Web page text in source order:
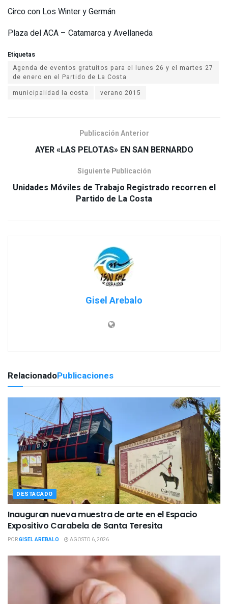
Circo con Los Winter y Germán
Plaza del ACA – Catamarca y Avellaneda
Etiquetas
Agenda de eventos gratuitos para el lunes 26 y el martes 27
de enero en el Partido de La Costa
municipalidad la costa
verano 2015
Publicación Anterior
AYER «LAS PELOTAS» EN SAN BERNARDO
Siguiente Publicación
Unidades Móviles de Trabajo Registrado recorren el
Partido de La Costa
Gisel Arebalo
RelacionadoPublicaciones
DESTACADO
Inauguran nueva muestra de arte en el Espacio
Expositivo Carabela de Santa Teresita
PORGISEL AREBALO AGOSTO 6, 2026